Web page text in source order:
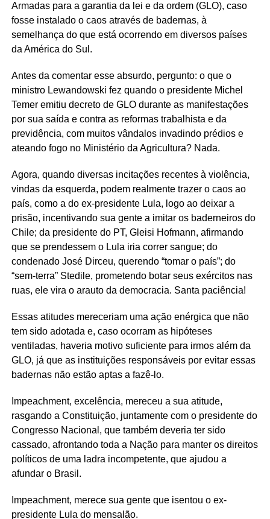
Armadas para a garantia da lei e da ordem (GLO), caso
fosse instalado o caos através de badernas, à
semelhança do que está ocorrendo em diversos países
da América do Sul.
Antes da comentar esse absurdo, pergunto: o que o
ministro Lewandowski fez quando o presidente Michel
Temer emitiu decreto de GLO durante as manifestações
por sua saída e contra as reformas trabalhista e da
previdência, com muitos vândalos invadindo prédios e
ateando fogo no Ministério da Agricultura? Nada.
Agora, quando diversas incitações recentes à violência,
vindas da esquerda, podem realmente trazer o caos ao
país, como a do ex-presidente Lula, logo ao deixar a
prisão, incentivando sua gente a imitar os baderneiros do
Chile; da presidente do PT, Gleisi Hofmann, afirmando
que se prendessem o Lula iria correr sangue; do
condenado José Dirceu, querendo “tomar o país”; do
“sem-terra” Stedile, prometendo botar seus exércitos nas
ruas, ele vira o arauto da democracia. Santa paciência!
Essas atitudes mereceriam uma ação enérgica que não
tem sido adotada e, caso ocorram as hipóteses
ventiladas, haveria motivo suficiente para irmos além da
GLO, já que as instituições responsáveis por evitar essas
badernas não estão aptas a fazê-lo.
Impeachment, excelência, mereceu a sua atitude,
rasgando a Constituição, juntamente com o presidente do
Congresso Nacional, que também deveria ter sido
cassado, afrontando toda a Nação para manter os direitos
políticos de uma ladra incompetente, que ajudou a
afundar o Brasil.
Impeachment, merece sua gente que isentou o ex-
presidente Lula do mensalão.